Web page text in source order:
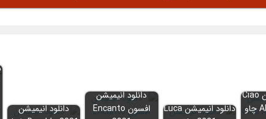
دانلود انیمیشن Ciao
Alberto 2021 چاو
دانلود انیمیشن Luca
دانلود انیمیشن
افسون Encanto
دانلود انیمیشن